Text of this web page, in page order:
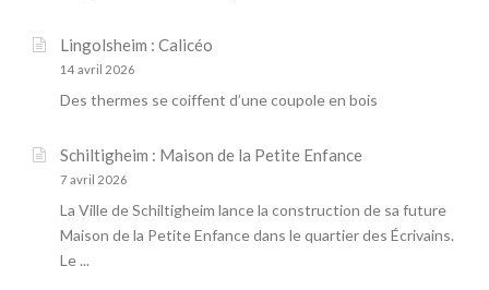
Lingolsheim : Calicéo
14 avril 2026
Des thermes se coiffent d’une coupole en bois
Schiltigheim : Maison de la Petite Enfance
7 avril 2026
La Ville de Schiltigheim lance la construction de sa future
Maison de la Petite Enfance dans le quartier des Écrivains.
Le ...